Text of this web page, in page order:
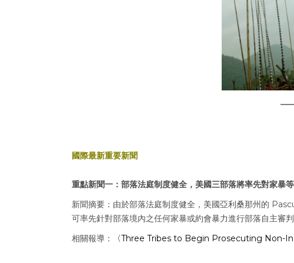
國際最新重要新聞
重點新聞一：部落法庭制度健全，美國三部落將率先對家暴
新聞摘要：由於部落法庭制度健全，美國亞利桑那州的
可率先針對部落境內之任何家暴或約會暴力進行部落自主審
相關報導：
〈Three Tribes to Begin Prosecuting Non-